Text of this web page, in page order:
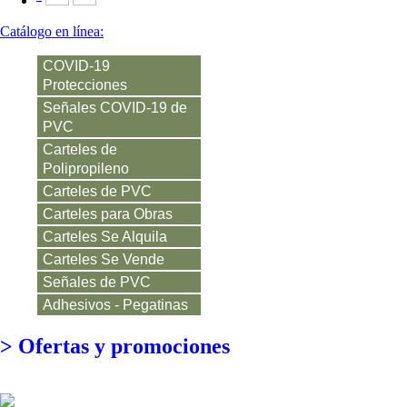
Catálogo en línea:
COVID-19
Protecciones
Señales COVID-19 de
PVC
Carteles de
Polipropileno
Carteles de PVC
Carteles para Obras
Carteles Se Alquila
Carteles Se Vende
Señales de PVC
Adhesivos - Pegatinas
> Ofertas y promociones